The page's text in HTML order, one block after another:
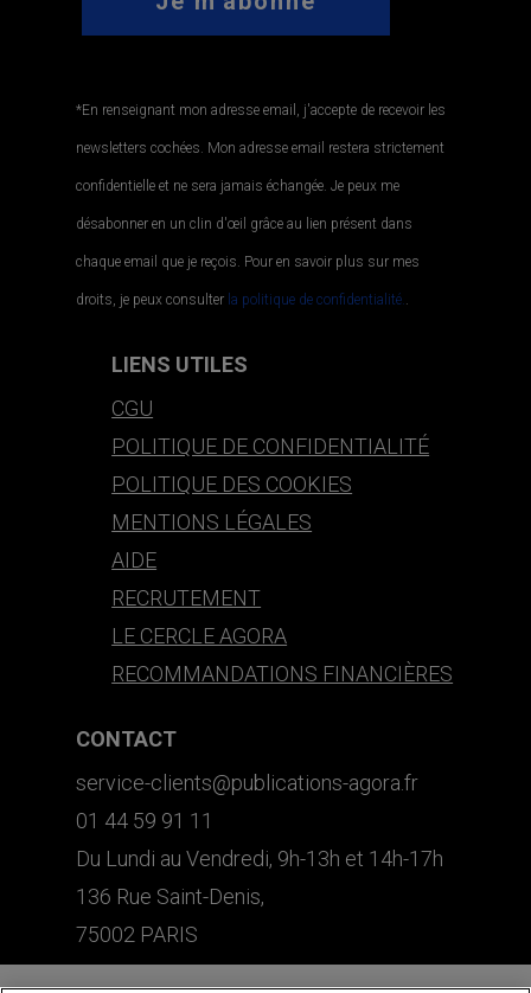
*En renseignant mon adresse email, j'accepte de recevoir les
newsletters cochées. Mon adresse email restera strictement
confidentielle et ne sera jamais échangée. Je peux me
désabonner en un clin d'œil grâce au lien présent dans
chaque email que je reçois. Pour en savoir plus sur mes
droits, je peux consulter la politique de confidentialité..
LIENS UTILES
CGU
POLITIQUE DE CONFIDENTIALITÉ
POLITIQUE DES COOKIES
MENTIONS LÉGALES
AIDE
RECRUTEMENT
LE CERCLE AGORA
RECOMMANDATIONS FINANCIÈRES
CONTACT
service-clients@publications-agora.fr
01 44 59 91 11
Du Lundi au Vendredi, 9h-13h et 14h-17h
136 Rue Saint-Denis,
75002 PARIS